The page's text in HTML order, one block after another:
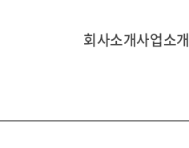
회사소개사업소개